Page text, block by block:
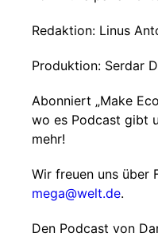
Redaktion: Linus
Produktion: Serdar
Abonniert „Make
wo es Podcast gibt
mehr!
Wir freuen uns über
mega@welt.de.
Den Podcast von